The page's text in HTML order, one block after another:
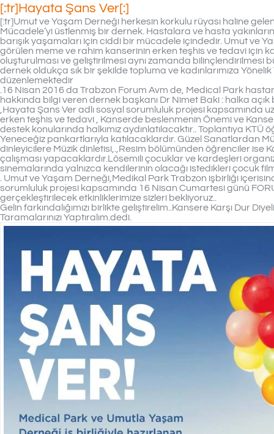
[:tr]Hayata Şans Ver[:]
[:tr]Umut ve Yaşam Derneği herkesin korkulu rüyası haline gelen
Mücadele’yi üstlenmiş bir dernek. Hastalara ve hasta
barışık yaşamaları için ciddi bir mücadele içindedir. Umut ve
görülen meme ve rahim kanserinin erken teşhis ve tedavi için
oluşturulması ve geliştirilmesi aynı zamanda bilinçlendirilmesi
dernek oldukça sık bir şekilde topluma ve kadınlarımıza
düzenlemektedir
.16 Nisan 2016 da Trabzon Forum Avm de, Medical Park
hakkında bilgi veren dernek başkanı Dr Nimet Baki : halka açık
,Hayata Şans Ver adlı sosyal sorumluluk projesi kapsamında
erken teşhis ve tedavi , Kanserde beslenmenin Önemi ve
destek konularında halkımız aydınlatılacaktır.. Toplantıya KTÜ
Yeneceğiz pankartlarıyla katılacaklardır. Güzel Sanatlardan
dinleyicilere Müzik dinletisi,.,Resim bölümünden öğrenciler ise
çalışması yapacaklardır.Lösemili çocuklar ve kardeşleri
sinemalarında yalnızca kendilerinin olacağı istedikleri çocuk
. Umut ve Yaşam Derneği,Medikal Park Trabzon işbirliği
sorumluluk projesi kapsamında 16 Nisan Cumartesi günü
gerçekleştirilecek etkinliklerimize sizleri bekliyoruz..
Gelin farkındalığımızı birlikte geliştirelim..Kansere Karşı Dur
Taramalarınızı Yaptıralım.dedi.